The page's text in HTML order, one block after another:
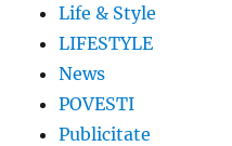
Life & Style
LIFESTYLE
News
POVESTI
Publicitate